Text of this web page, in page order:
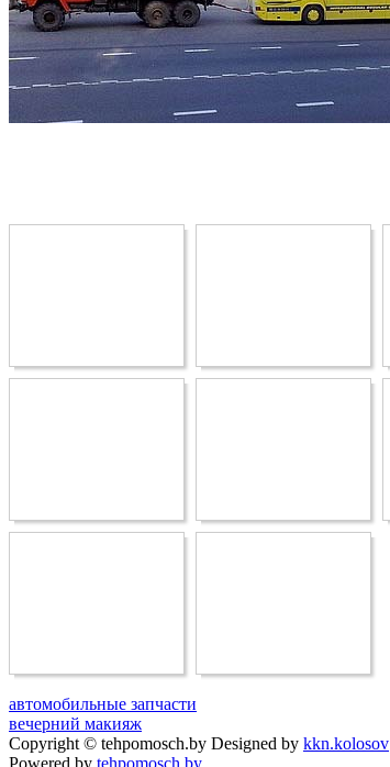
автомобильные запчасти
вечерний макияж
Copyright © tehpomosch.by Designed by kkn.kolosov
Powered by tehpomosch.by